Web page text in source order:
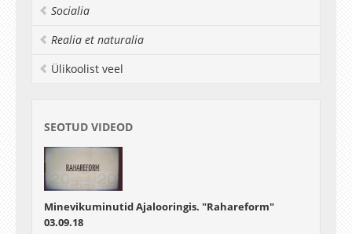
Socialia
Realia et naturalia
Ülikoolist veel
SEOTUD VIDEOD
Minevikuminutid Ajalooringis. "Rahareform"
03.09.18